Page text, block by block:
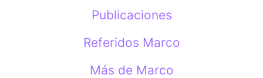
Publicaciones
Referidos Marco
Más de Marco